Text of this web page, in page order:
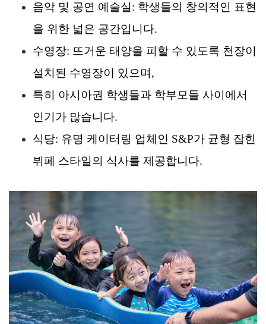
음악 및 공연 예술실: 학생들의 창의적인 표현
을 위한 넓은 공간입니다.
수영장: 뜨거운 태양을 피할 수 있도록 천장이
설치된 수영장이 있으며,
특히 아시아권 학생들과 학부모들 사이에서
인기가 많습니다.
식당: 유명 케이터링 업체인 S&P가 균형 잡힌
뷔페 스타일의 식사를 제공합니다.